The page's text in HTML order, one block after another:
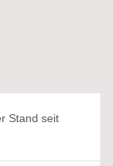
Stand seit